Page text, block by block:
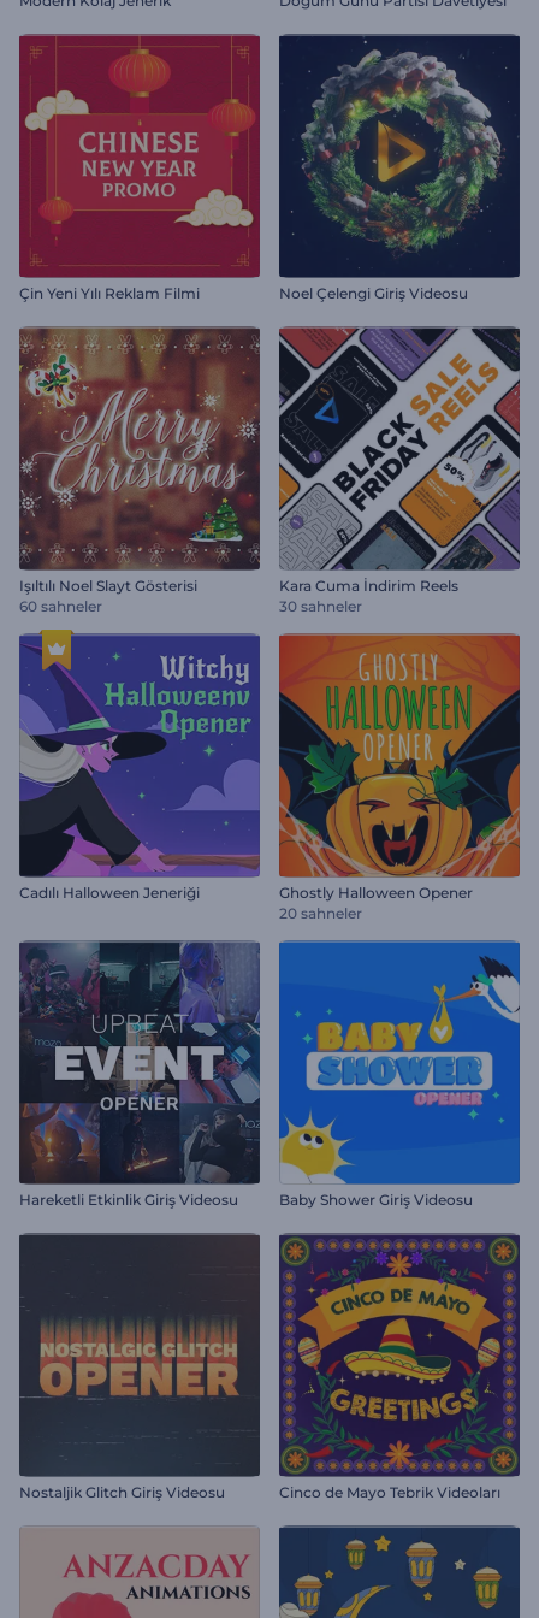
Çin Yeni Yılı Reklam Filmi Noel Çelengi Giriş Videosu
Işıltılı Noel Slayt Gösterisi
60 sahneler
Kara Cuma İndirim Reels
30 sahneler
Cadılı Halloween Jeneriği
Ghostly Halloween Opener
20 sahneler
Hareketli Etkinlik Giriş Videosu Baby Shower Giriş Videosu
Nostaljik Glitch Giriş Videosu Cinco de Mayo Tebrik Videoları